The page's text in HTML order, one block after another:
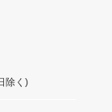
除く)